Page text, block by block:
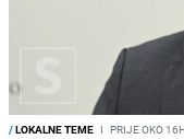
/LOKALNE TEME I PRIJE OKO